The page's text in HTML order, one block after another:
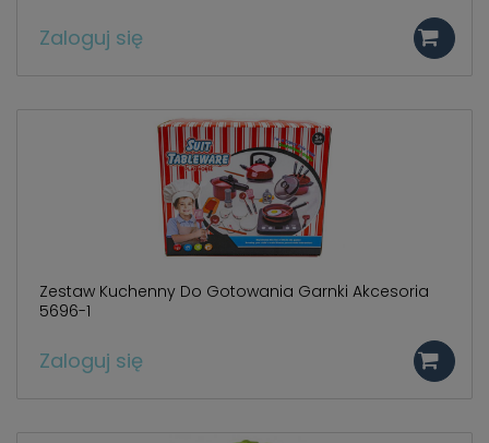
Zaloguj się
Zestaw Kuchenny Do Gotowania Garnki Akcesoria
5696-1
Zaloguj się